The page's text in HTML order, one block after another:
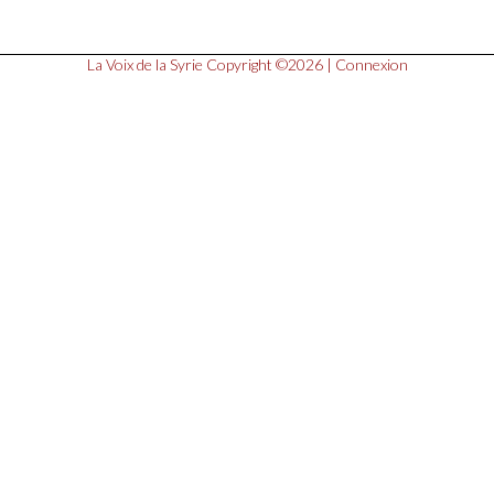
La Voix de la Syrie Copyright ©2026 | Connexion